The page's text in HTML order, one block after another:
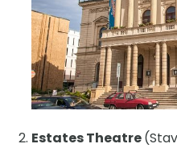
Estates Theatre